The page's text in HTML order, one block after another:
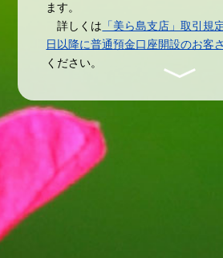
ます。
詳しくは 「美ら島支店」取引規
日以降に普通預金口座開設のお客さ
ください。